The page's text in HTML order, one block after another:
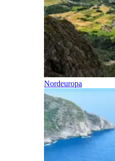
Nordeuropa